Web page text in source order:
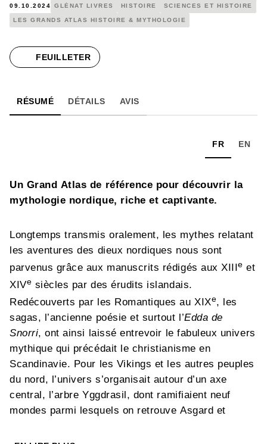
09.10.2024 GLÉNAT LIVRES HISTOIRE SCIENCES ET HISTOIRE
LES GRANDS ATLAS HISTOIRE & MYTHOLOGIE
FEUILLETER
RÉSUMÉ DÉTAILS AVIS
FR EN
Un Grand Atlas de référence pour découvrir la
mythologie nordique, riche et captivante.
Longtemps transmis oralement, les mythes relatant
les aventures des dieux nordiques nous sont
parvenus grâce aux manuscrits rédigés aux XIIIe et
XIVe siècles par des érudits islandais.
Redécouverts par les Romantiques au XIXe, les
sagas, l’ancienne poésie et surtout l’Edda de
Snorri, ont ainsi laissé entrevoir le fabuleux univers
mythique qui précédait le christianisme en
Scandinavie. Pour les Vikings et les autres peuples
du nord, l’univers s’organisait autour d’un axe
central, l’arbre Yggdrasil, dont ramifiaient neuf
mondes parmi lesquels on retrouve Asgard et
domaine des humains ; ou encore Jötunheim, le